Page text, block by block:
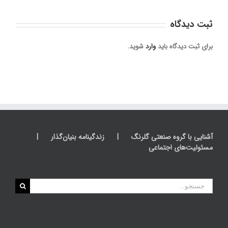
ثبت ديدگاه
برای ثبت دیدگاه باید واردشوید.
آشنایی با گروه صنعتی گلرنگ
زندگینامه بنیان‌گذار
مسئولیت‌های اجتماعی
جستجو
برای: